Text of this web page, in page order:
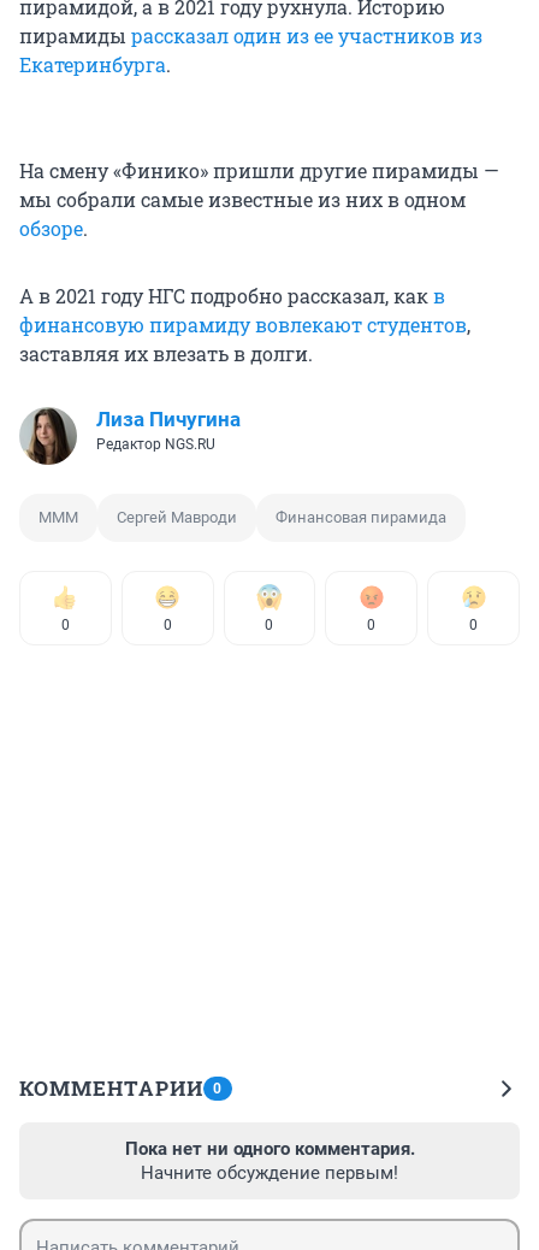
пирамидой, а в 2021 году рухнула. Историю
пирамиды рассказал один из ее участников из
Екатеринбурга.
На смену «Финико» пришли другие пирамиды —
мы собрали самые известные из них в одном
обзоре.
А в 2021 году НГС подробно рассказал, какв
финансовую пирамиду вовлекают студентов,
заставляя их влезать в долги.
Лиза Пичугина
Редактор NGS.RU
МММ Сергей Мавроди Финансовая пирамида
0 0 0 0 0
КОММЕНТАРИИ 0
Пока нет ни одного комментария.
Начните обсуждение первым!